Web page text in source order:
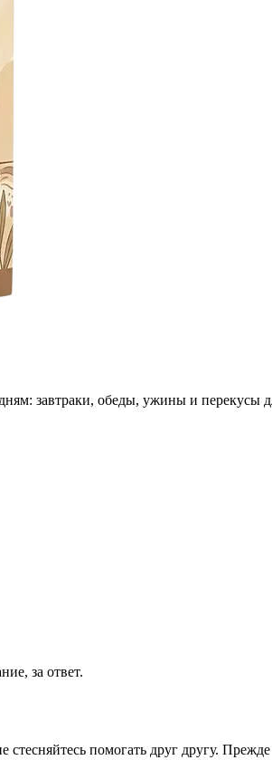
завтраки, обеды, ужины и перекусы
за ответ.
помогать друг другу.